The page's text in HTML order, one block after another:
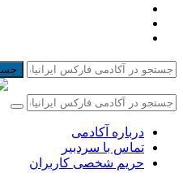
درباره آکادمی
تماس با سردبیر
حریم شخصی کاربران